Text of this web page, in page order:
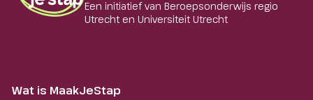
Een initiatief van Beroepsonderwijs regio
Utrecht en Universiteit Utrecht
Wat is MaakJeStap